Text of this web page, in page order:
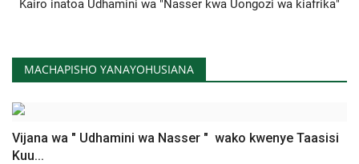
Kairo inatoa Udhamini wa "Nasser kwa Uongozi wa kiafrika"
MACHAPISHO YANAYOHUSIANA
Vijana wa " Udhamini wa Nasser " wako kwenye Taasisi
Kuu...